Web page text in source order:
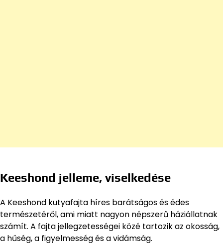
Keeshond jelleme, viselkedése
A Keeshond kutyafajta híres barátságos és édes
természetéről, ami miatt nagyon népszerű háziállatnak
számít. A fajta jellegzetességei közé tartozik az okosság,
a hűség, a figyelmesség és a vidámság.